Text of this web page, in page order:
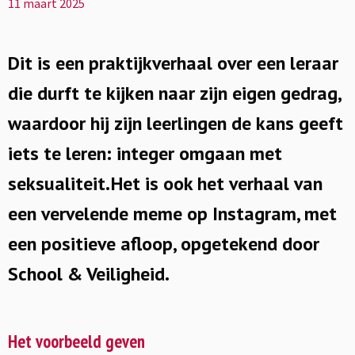
11 maart 2025
Dit is een praktijkverhaal over een leraar
die durft te kijken naar zijn eigen gedrag,
waardoor hij zijn leerlingen de kans geeft
iets te leren: integer omgaan met
seksualiteit. Het is ook het verhaal van
een vervelende meme op Instagram, met
een positieve afloop, opgetekend door
School & Veiligheid.
Het voorbeeld geven